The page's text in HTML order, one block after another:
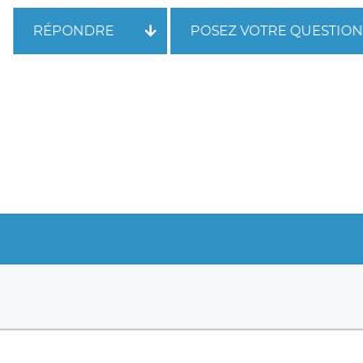
POSEZ VOTRE QUESTION
RÉPONDRE